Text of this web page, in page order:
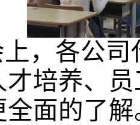
，各公
才培养、
全面的了